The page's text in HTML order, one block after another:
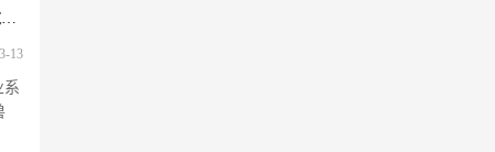
《暴走魔兽团》六大职业选择详解教程选择职业从此战无不胜，暴走魔兽团手游
13
系